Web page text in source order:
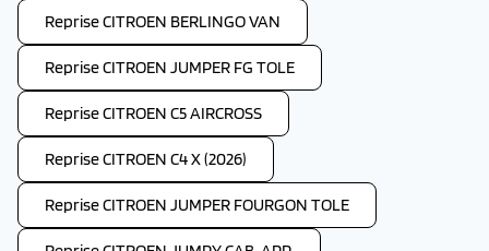
Reprise CITROEN BERLINGO VAN
Reprise CITROEN JUMPER FG TOLE
Reprise CITROEN C5 AIRCROSS
Reprise CITROEN C4 X (2026)
Reprise CITROEN JUMPER FOURGON TOLE